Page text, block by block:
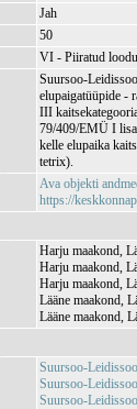
Jah
50
VI - Piiratud
Suursoo-
elupaigatüüpide -
III
79/409/EMÜ I
kelle elupaika
tetrix).
Ava objekti
https://
Harju maakond,
Harju maakond,
Harju maakond,
Lääne maakond,
Lääne maakond,
Suursoo-
Suursoo-
Suursoo-